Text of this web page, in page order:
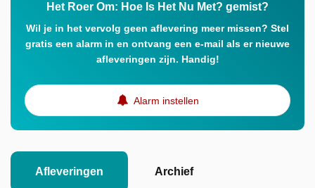
Het Roer Om: Hoe Is Het Nu Met? gemist?
Wil je in het vervolg geen aflevering meer missen? Stel
gratis een alarm in en ontvang een e-mail als er nieuwe
afleveringen zijn. Handig!
Alarm instellen
Afleveringen Archief